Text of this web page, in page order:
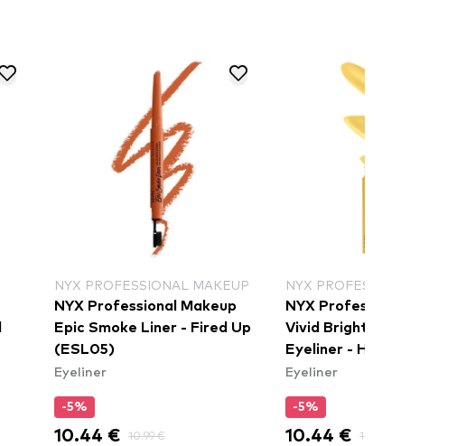
NYX PROFESSIONAL MAKEUP
NYX Professional Makeup
Epic Smoke Liner - Fired Up
(ESL05)
Eyeliner
-5%
10.44 € 10.99 €
NYX PROFESSIONAL
NYX Professional
Vivid Brights Colored
Eyeliner - Had Me At
(VBLL03)
Eyeliner
-5%
10.44 € 10.99 €